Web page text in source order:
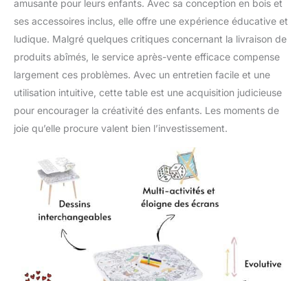
amusante pour leurs enfants. Avec sa conception en bois et
ses accessoires inclus, elle offre une expérience éducative et
ludique. Malgré quelques critiques concernant la livraison de
produits abîmés, le service après-vente efficace compense
largement ces problèmes. Avec un entretien facile et une
utilisation intuitive, cette table est une acquisition judicieuse
pour encourager la créativité des enfants. Les moments de
joie qu’elle procure valent bien l’investissement.